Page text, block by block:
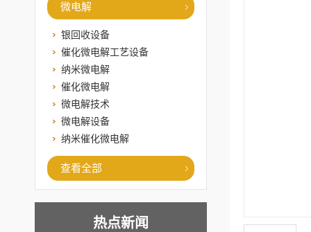
微电解
银回收设备
催化微电解工艺设备
纳米微电解
催化微电解
微电解技术
微电解设备
纳米催化微电解
查看全部
热点新闻